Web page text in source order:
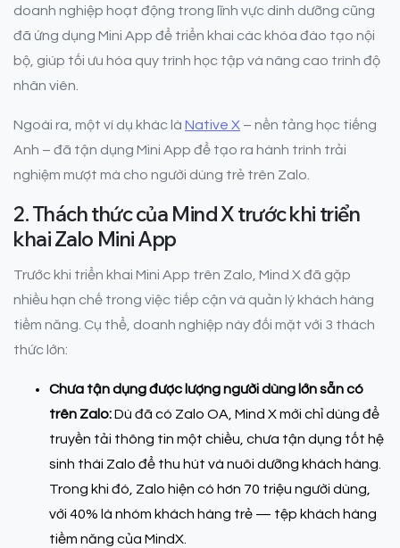
doanh nghiệp hoạt động trong lĩnh vực dinh dưỡng cũng
đã ứng dụng Mini App để triển khai các khóa đào tạo nội
bộ, giúp tối ưu hóa quy trình học tập và nâng cao trình độ
nhân viên.
Ngoài ra, một ví dụ khác là Native X – nền tảng học tiếng
Anh – đã tận dụng Mini App để tạo ra hành trình trải
nghiệm mượt mà cho người dùng trẻ trên Zalo.
2. Thách thức của Mind X trước khi triển
khai Zalo Mini App
Trước khi triển khai Mini App trên Zalo, Mind X đã gặp
nhiều hạn chế trong việc tiếp cận và quản lý khách hàng
tiềm năng. Cụ thể, doanh nghiệp này đối mặt với 3 thách
thức lớn:
Chưa tận dụng được lượng người dùng lớn sẵn có
trên Zalo:Dù đã có Zalo OA, Mind X mới chỉ dùng để
truyền tải thông tin một chiều, chưa tận dụng tốt hệ
sinh thái Zalo để thu hút và nuôi dưỡng khách hàng.
Trong khi đó, Zalo hiện có hơn 70 triệu người dùng,
với 40% là nhóm khách hàng trẻ — tệp khách hàng
tiềm năng của MindX.